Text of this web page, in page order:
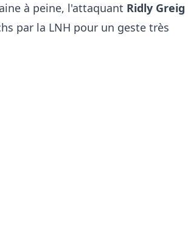
à peine, l'attaquant Ridly Greig
par la LNH pour un geste très